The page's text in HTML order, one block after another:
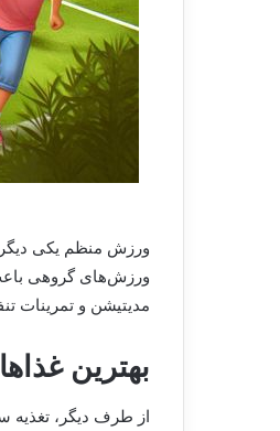
ورزش منظم یکی دیگر
ورزش‌های گروهی باعث
مدیتیشن و تمرینات
بهترین
از طرف دیگر، تغذیه